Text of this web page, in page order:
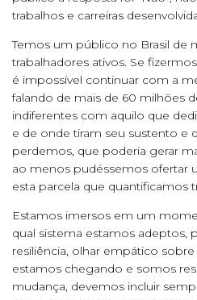
trabalhos e carreiras
Temos um público no Brasil de
trabalhadores ativos. Se
é impossível continuar com a
falando de mais de 60 milhões
indiferentes com aquilo que
e de onde tiram seu sustento e
perdemos, que poderia gerar
ao menos pudéssemos ofertar
esta parcela que quantificamos
Estamos imersos em um
qual sistema estamos adeptos,
resiliência, olhar empático
estamos chegando e somos
mudança, devemos incluir